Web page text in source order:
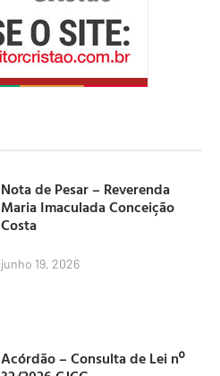
Nota de Pesar – Reverenda
Maria Imaculada Conceição
Costa
junho 19, 2026
Acórdão – Consulta de Lei nº